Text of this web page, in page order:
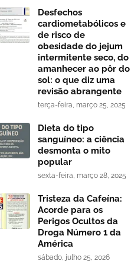
Desfechos
cardiometabólicos e
de risco de
obesidade do jejum
intermitente seco, do
amanhecer ao pôr do
sol: o que diz uma
revisão abrangente
terça-feira, março 25, 2025
Dieta do tipo
sanguíneo: a ciência
desmonta o mito
popular
sexta-feira, março 28, 2025
Tristeza da Cafeína:
Acorde para os
Perigos Ocultos da
Droga Número 1 da
América
sábado, julho 25, 2026